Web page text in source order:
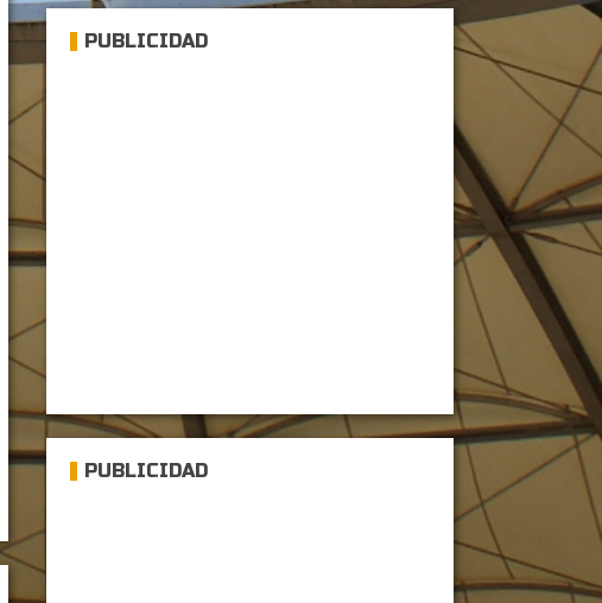
PUBLICIDAD
PUBLICIDAD